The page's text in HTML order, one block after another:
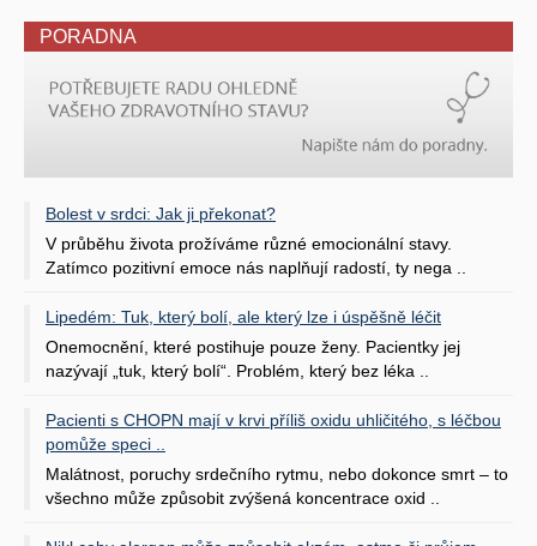
PORADNA
Bolest v srdci: Jak ji překonat?
V průběhu života prožíváme různé emocionální stavy.
Zatímco pozitivní emoce nás naplňují radostí, ty nega ..
Lipedém: Tuk, který bolí, ale který lze i úspěšně léčit
Onemocnění, které postihuje pouze ženy. Pacientky jej
nazývají „tuk, který bolí“. Problém, který bez léka ..
Pacienti s CHOPN mají v krvi příliš oxidu uhličitého, s léčbou
pomůže speci ..
Malátnost, poruchy srdečního rytmu, nebo dokonce smrt – to
všechno může způsobit zvýšená koncentrace oxid ..